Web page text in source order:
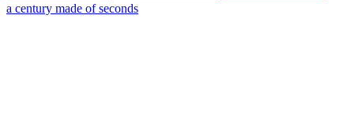
a century made of seconds